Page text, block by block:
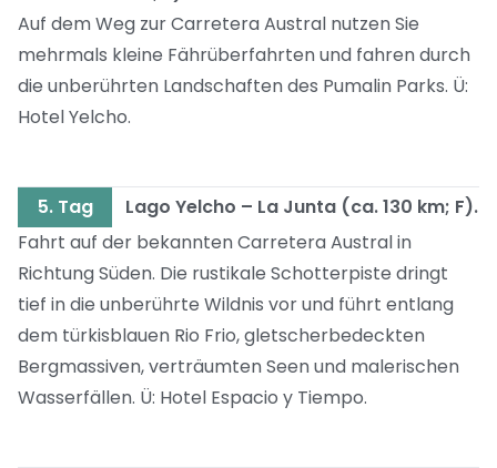
Auf dem Weg zur Carretera Austral nutzen Sie
mehrmals kleine Fährüberfahrten und fahren durch
die unberührten Landschaften des Pumalin Parks. Ü:
Hotel Yelcho.
5. Tag
Lago Yelcho – La Junta (ca. 130 km; F).
Fahrt auf der bekannten Carretera Austral in
Richtung Süden. Die rustikale Schotterpiste dringt
tief in die unberührte Wildnis vor und führt entlang
dem türkisblauen Rio Frio, gletscherbedeckten
Bergmassiven, verträumten Seen und malerischen
Wasserfällen. Ü: Hotel Espacio y Tiempo.